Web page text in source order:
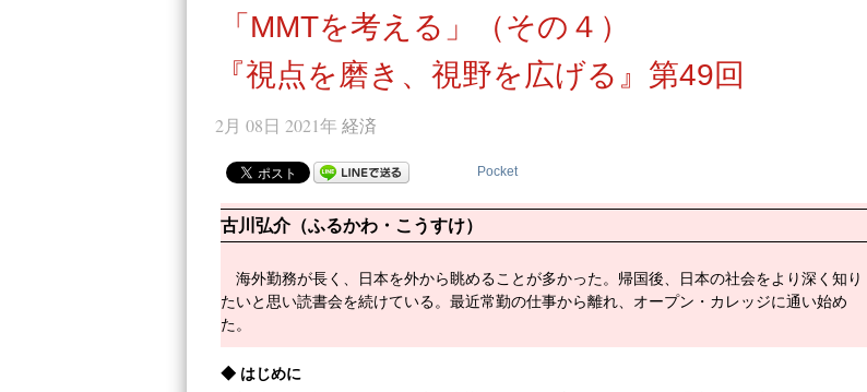
「MMTを考える」（その４）
『視点を磨き、視野を広げる』第49回
2月 08日 2021年 経済
Pocket
古川弘介（ふるかわ・こうすけ）
海外勤務が長く、日本を外から眺めることが多かった。帰国後、日本の社会をより深く知り
たいと思い読書会を続けている。最近常勤の仕事から離れ、オープン・カレッジに通い始め
た。
◆ はじめに